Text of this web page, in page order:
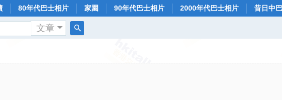
80年代巴士相片 家園 90年代巴士相片 2000年代巴士相片 昔日中巴
文章